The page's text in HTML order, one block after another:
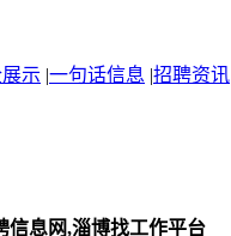
示 |一句话信息 |招聘资讯
信息网,淄博找工作平台